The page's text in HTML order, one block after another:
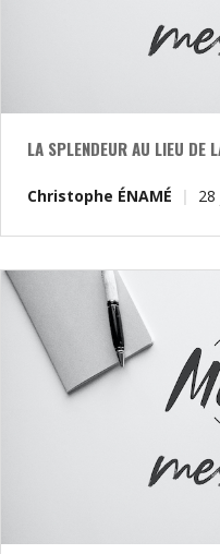
LA SPLENDEUR AU LIEU DE
Christophe ÉNAMÉ